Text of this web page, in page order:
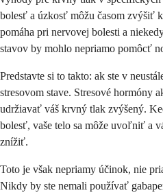
bolesť a úzkosť môžu časom zvýšiť
pomáha pri nervovej bolesti a
stavov by mohlo nepriamo pomôcť
Predstavte si to takto: ak ste v
stresovom stave. Stresové hormóny
udržiavať váš krvný tlak zvýšený.
bolesť, vaše telo sa môže uvoľniť a
znížiť.
Toto je však nepriamy účinok, nie
Nikdy by ste nemali používať